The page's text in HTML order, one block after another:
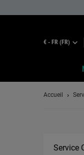
€ - FR (FR)
Accueil
Service